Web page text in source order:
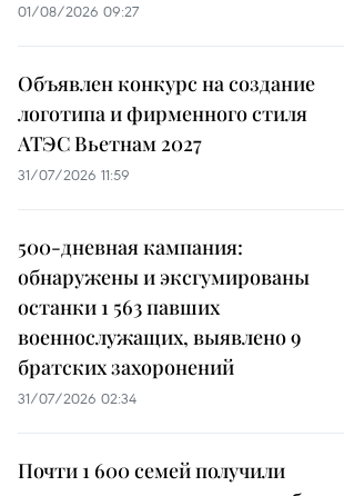
01/08/2026 09:27
Объявлен конкурс на создание
логотипа и фирменного стиля
АТЭС Вьетнам 2027
31/07/2026 11:59
500-дневная кампания:
обнаружены и эксгумированы
останки 1 563 павших
военнослужащих, выявлено 9
братских захоронений
31/07/2026 02:34
Почти 1 600 семей получили